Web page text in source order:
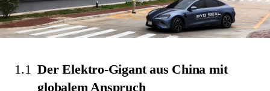
1.1 Der Elektro-Gigant aus China mit
globalem Anspruch